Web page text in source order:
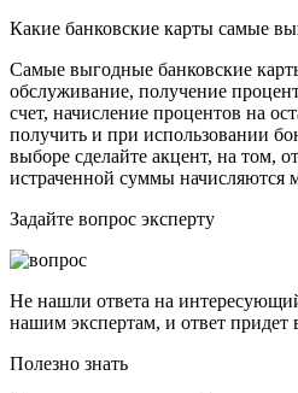
Какие банковские карты самые
Самые выгодные банковские
обслуживание, получение
счет, начисление процентов на
получить и при использовании
выборе сделайте акцент, на том,
истраченной суммы начисляются
Задайте вопрос эксперту
Не нашли ответа на
нашим экспертам, и ответ придет
Полезно знать